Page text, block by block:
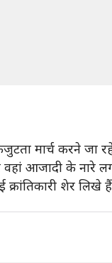
मार्च करने जा
आजादी के नारे
शेर लिखे